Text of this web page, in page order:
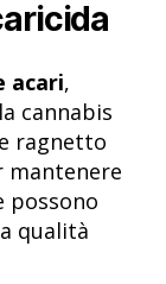
acari,
cannabis
ragnetto
mantenere
possono
qualità